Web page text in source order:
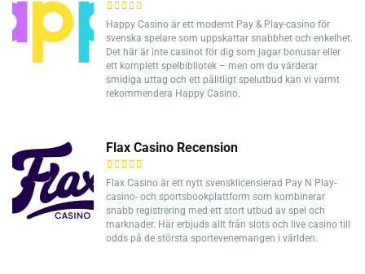
Happy Casino är ett modernt Pay & Play-casino för
svenska spelare som uppskattar snabbhet och enkelhet.
Det här är inte casinot för dig som jagar bonusar eller
ett komplett spelbibliotek – men om du värderar
smidiga uttag och ett pålitligt spelutbud kan vi varmt
rekommendera Happy Casino.
Flax Casino Recension
Flax Casino är ett nytt svensklicensierad Pay N Play-
casino- och sportsbookplattform som kombinerar
snabb registrering med ett stort utbud av spel och
marknader. Här erbjuds allt från slots och live casino till
odds på de största sportevenemangen i världen.